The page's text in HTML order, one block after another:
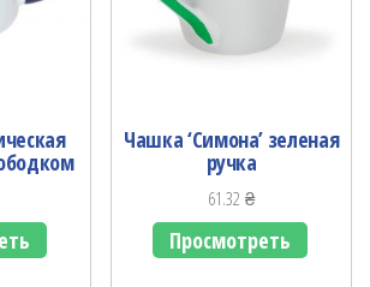
Чашка ‘Симона’ зеленая
ручка
61.32₴
Просмотреть